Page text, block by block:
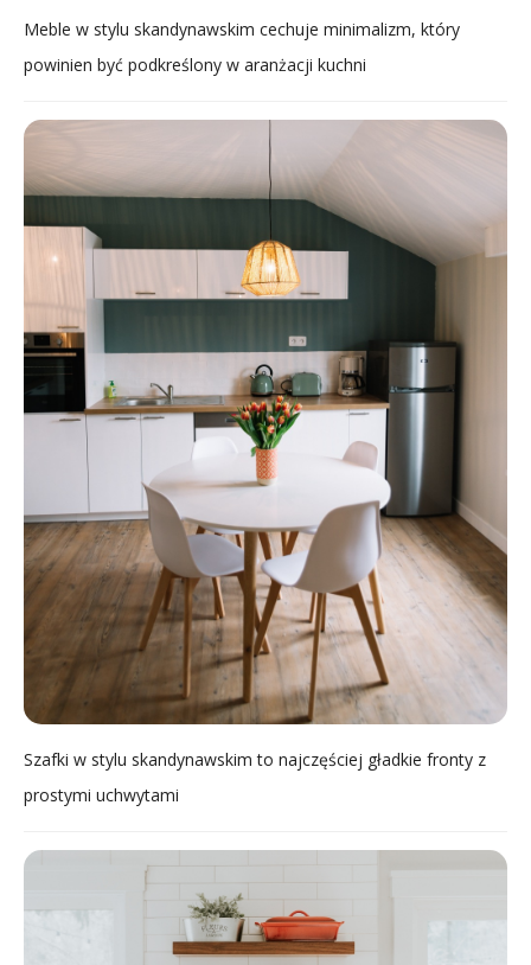
Meble w stylu skandynawskim cechuje minimalizm, który
powinien być podkreślony w aranżacji kuchni
Szafki w stylu skandynawskim to najczęściej gładkie fronty z
prostymi uchwytami